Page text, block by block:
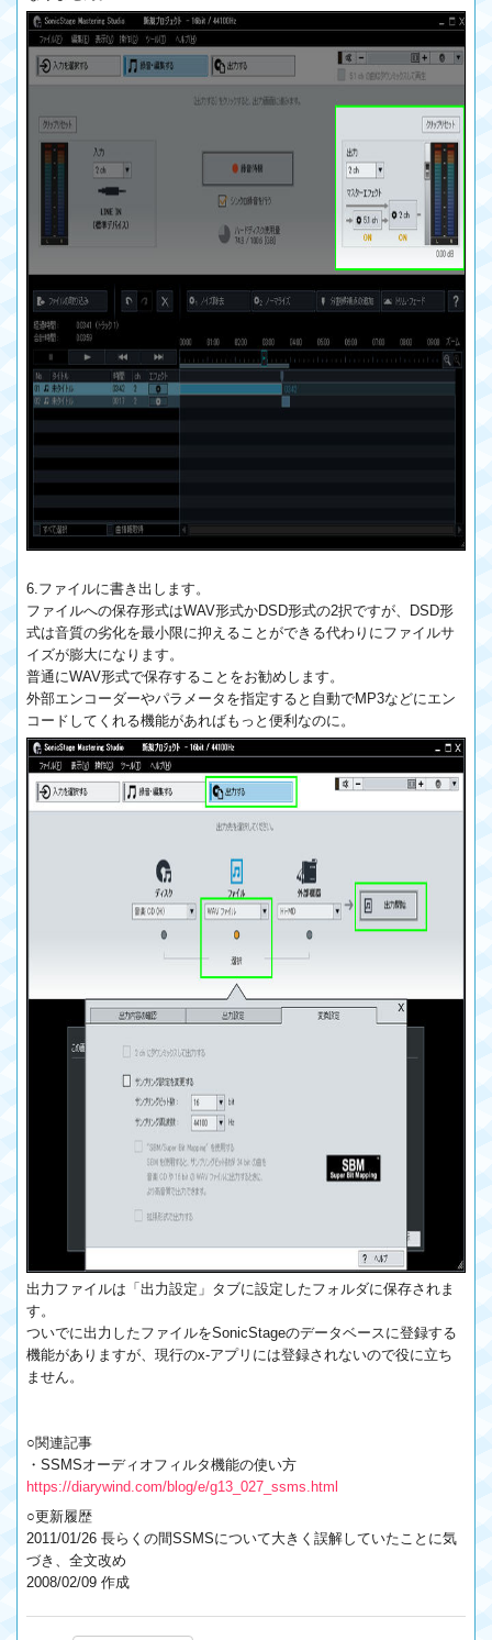
6.ファイルに書き出します。
ファイルへの保存形式はWAV形式かDSD形式の2択ですが、DSD形
式は音質の劣化を最小限に抑えることができる代わりにファイルサ
イズが膨大になります。
普通にWAV形式で保存することをお勧めします。
外部エンコーダーやパラメータを指定すると自動でMP3などにエン
コードしてくれる機能があればもっと便利なのに。
出力ファイルは「出力設定」タブに設定したフォルダに保存されま
す。
ついでに出力したファイルをSonicStageのデータベースに登録する
機能がありますが、現行のx-アプリには登録されないので役に立ち
ません。
○関連記事
・SSMSオーディオフィルタ機能の使い方
https://diarywind.com/blog/e/g13_027_ssms.html
○更新履歴
2011/01/26 長らくの間SSMSについて大きく誤解していたことに気
づき、全文改め
2008/02/09 作成